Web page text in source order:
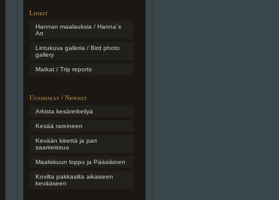
Linkit
Hannan maalauksia / Hanna´s
Art
Lintukuva galleria / Bird photo
gallery
Matkat / Trip reports
Uusimmat / Newest
Arkista kesäretkeilyä
Kesää rareineen
Kevään kiirettä ja pari
saarireissua
Maaliskuun loppu ja Pääsiäinen
Kovilta pakkasilta aikaiseen
kevääseen